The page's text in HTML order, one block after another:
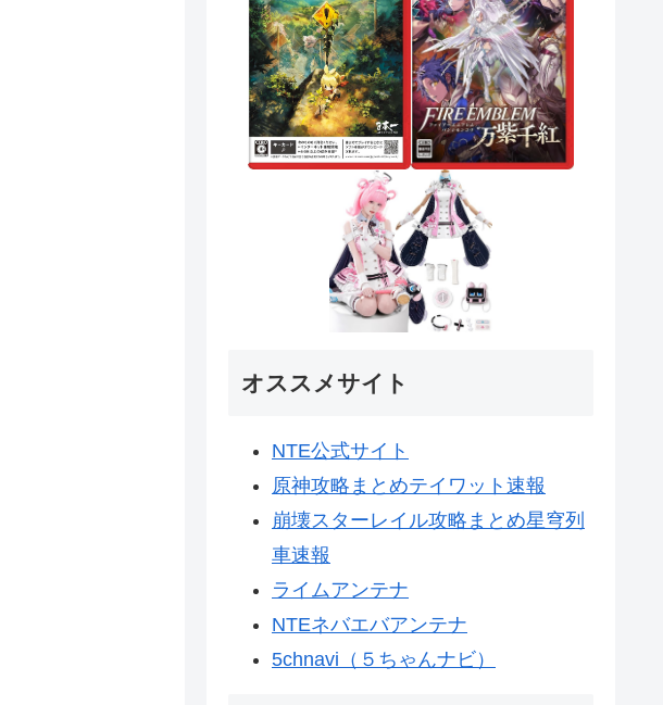
オススメサイト
NTE公式サイト
原神攻略まとめテイワット速報
崩壊スターレイル攻略まとめ星穹列
車速報
ライムアンテナ
NTEネバエバアンテナ
5chnavi（５ちゃんナビ）